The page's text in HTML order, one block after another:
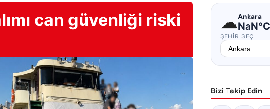
can güvenliği riski
☁Ankara
NaN°C
ŞEHIR SEÇ
Bizi Takip Edin